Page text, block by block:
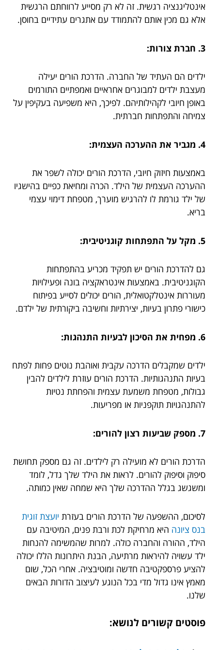
אינטליגנציה רגשית. זה לא רק מסייע לרווחתם הרגשית
אלא גם מכין אותם להתמודד עם אתגרים עתידיים בחוסן.
3. חברת צורות:
ילדים הם העתיד של החברה. הדרכת הורים יעילה
מעצבת ילדים למבוגרים אחראיים ואמפתיים התורמים
באופן חיובי לקהילותיהם. לפיכך, היא משפיעה בעקיפין על
צמיחה והתפתחות חברתית.
4. מגביר את ההערכה העצמית:
באמצעות חיזוק חיובי, הדרכת הורים יכולה לשפר את
ההערכה העצמית של הילד. הכרה ומחיאת כפיים בהישגיו
של ילד גורמת לו להרגיש מוערך, מטפחת דימוי עצמי
בריא.
5. מקל על התפתחות קוגניטיבית:
גם להדרכת הורים יש תפקיד מכריע בהתפתחות
הקוגניטיבית. באמצעות אינטראקציה בונה ופעילויות
מעוררות אינטלקטואלית, הורים יכולים לסייע בפיתוח
כישורי פתרון בעיות, יצירתיות וחשיבה ביקורתית של ילדם.
6. מפחית את הסיכון לבעיות התנהגות:
ילדים שמקבלים הדרכה עקבית ואוהבת נוטים פחות לפתח
בעיות התנהגותיות. הדרכת הורים עוזרת לילדים להבין
גבולות, מטפחת משמעת עצמית והפחתת נטיות
להתנהגויות תוקפניות או מפריעות.
7. מספק שביעות רצון להורים:
הדרכת הורים לא מועילה רק לילדים. זה גם מספק תחושת
סיפוק וסיפוק להורים. לראות את הילד שלך גדל, לומד
ומשגשג בגלל ההדרכה שלך היא שמחה שאין כמותה.
לסיכום, ההשפעה של הדרכת הורים בעזרת יועצת זוגית
בנס ציונה היא מרחיקת לכת ורבת פנים, המיטיבה עם
הילד, ההורה והחברה כולה. למרות שהמשימה להנחות
ילד עשויה להיראות מרתיעה, הבנת היתרונות הללו יכולה
להציע פרספקטיבה חדשה ומוטיבציה. אחרי הכל, שום
מאמץ אינו גדול מדי בכל הנוגע לעיצוב הדורות הבאים
שלנו.
פוסטים קשורים לנושא: